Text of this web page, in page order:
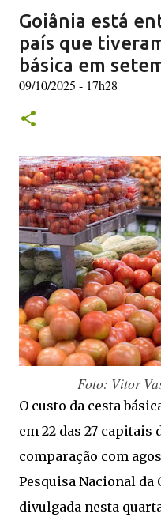
(F: Diego Campos/
amplamente defendido
Geral da Presidência da
durante entrevista ao
nesta terça-feira (30).
justificativas para o tema
aprovada por mais de
ficar refém disso”,
dar tempo de descanso
falando de tirar milhões
garantir que possam ter
Não foi por acaso que
por acaso que ela
e tomou o boca a boca
dia a dia. É porque é
de liberdade para o
ministro. No dia 13 de
Lula da Silva assinou
0
Goiânia está
país que
básica em
09/10/2025 - 17h28
Foto: Vitor
O custo da cesta
em 22 das 27
comparação com
Pesquisa Nacional da
divulgada nesta